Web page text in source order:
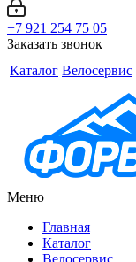
+7 921 254 75 05
Заказать звонок
Каталог Велосервис
Меню
Главная
Каталог
Велосервис